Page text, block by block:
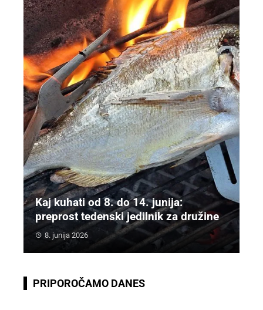
Kaj kuhati od 8. do 14. junija:
preprost tedenski jedilnik za družine
8. junija 2026
PRIPOROČAMO DANES